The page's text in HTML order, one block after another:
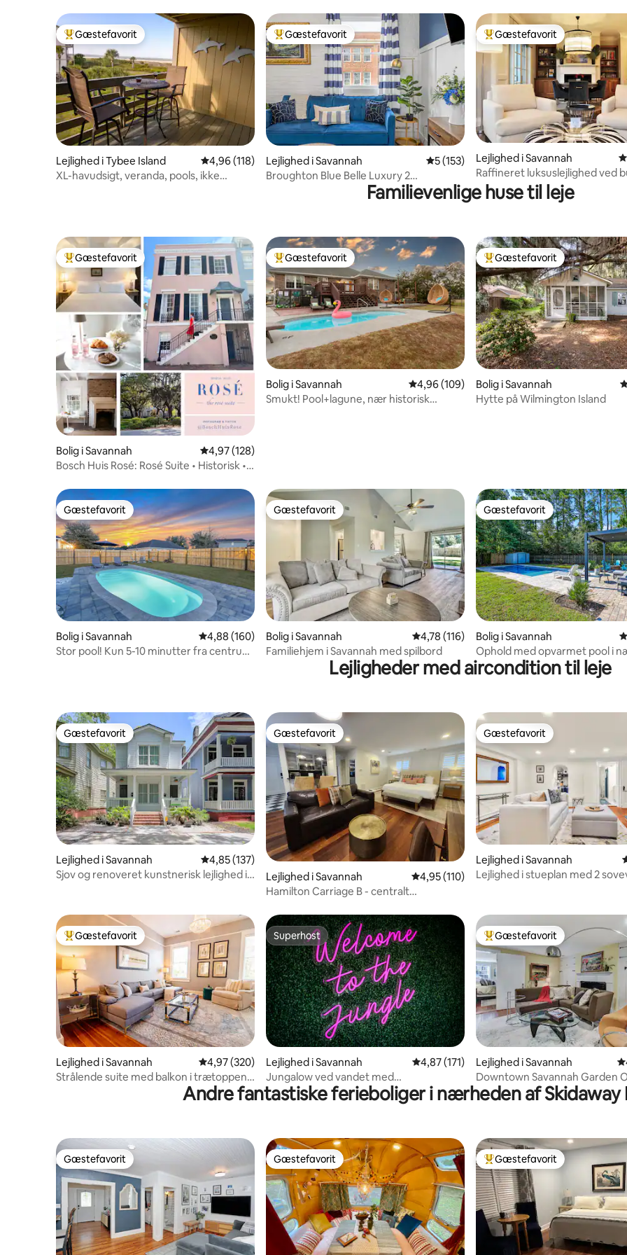
Bedste gæstefavorit
Gæstefavorit
Lejlighed i Tybee Island 4,96 ud af 5 i gennemsnitlig bedømmelse, 118 omtaler
4,96 (118)
XL-havudsigt, veranda, pools, ikke
Bedste gæstefavorit
Gæstefavorit
Lejlighed i Savannah 5 ud af 5 i gennemsnitlig bedømmelse,
5 (153)
Broughton Blue Belle Luxury 2
soveværelser | 1 badeværelse Historisk
Bedste gæstefavorit
Gæstefavorit
Lejlighed i Savannah
Raffineret luksuslejlighed ved
Parkering i garage
Familievenlige huse til leje
Bedste gæstefavorit
Gæstefavorit
Bolig i Savannah 4,97 ud af 5 i gennemsnitlig bedømmelse, 128 omtaler
4,97 (128)
Bosch Huis Rosé: Rosé Suite • Historisk •
Bedste gæstefavorit
Gæstefavorit
Bolig i Savannah 4,96 ud af 5 i gennemsnitlig bedømmelse,
4,96 (109)
Smukt! Pool+lagune, nær historisk
Bedste gæstefavorit
Gæstefavorit
Bolig i Savannah
Hytte på Wilmington Island
Gæstefavorit
Gæstefavorit
Bolig i Savannah 4,88 ud af 5 i gennemsnitlig bedømmelse, 160 omtaler
4,88 (160)
Stor pool! Kun 5-10 minutter fra centrum
Gæstefavorit
Gæstefavorit
Bolig i Savannah 4,78 ud af 5 i gennemsnitlig bedømmelse,
4,78 (116)
Familiehjem i Savannah med spilbord
Gæstefavorit
Gæstefavorit
Bolig i Savannah
Ophold med opvarmet pool i
af DT Savannah og Tybee Beach
Lejligheder med aircondition til leje
Gæstefavorit
Gæstefavorit
Lejlighed i Savannah 4,85 ud af 5 i gennemsnitlig bedømmelse, 137 omtaler
4,85 (137)
Sjov og renoveret kunstnerisk lejlighed i
Gæstefavorit
Gæstefavorit
Lejlighed i Savannah 4,95 ud af 5 i gennemsnitlig bedømmelse,
4,95 (110)
Hamilton Carriage B - centralt
Gæstefavorit
Gæstefavorit
Lejlighed i Savannah
Lejlighed i stueplan med 2
Bedste gæstefavorit
Gæstefavorit
Lejlighed i Savannah 4,97 ud af 5 i gennemsnitlig bedømmelse, 320 omtaler
4,97 (320)
Strålende suite med balkon i trætoppen
Superhost
Superhost
Lejlighed i Savannah 4,87 ud af 5 i gennemsnitlig bedømmelse,
4,87 (171)
Jungalow ved vandet med
dockingstation og boblebad!
Bedste gæstefavorit
Gæstefavorit
Lejlighed i Savannah
Downtown Savannah Garden
Forsyth Park
Andre fantastiske ferieboliger i nærheden af Skidaway
Gæstefavorit
Gæstefavorit Gæstefavorit
Gæstefavorit Bedste gæstefavorit
Gæstefavorit